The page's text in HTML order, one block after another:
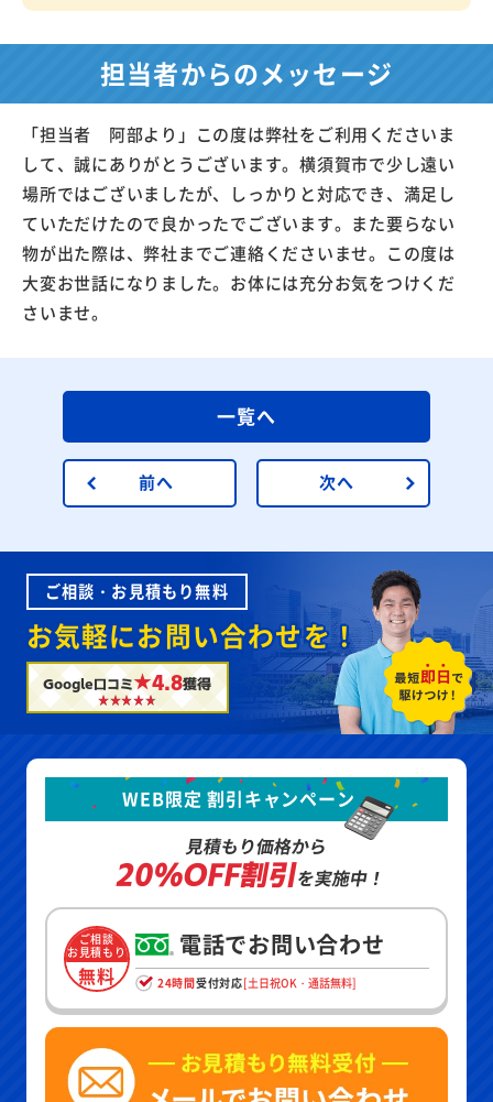
担当者からのメッセージ
「担当者 阿部より」この度は弊社をご利用くださいま
して、誠にありがとうございます。横須賀市で少し遠い
場所ではございましたが、しっかりと対応でき、満足し
ていただけたので良かったでございます。また要らない
物が出た際は、弊社までご連絡くださいませ。この度は
大変お世話になりました。お体には充分お気をつけくだ
さいませ。
前へ
一覧へ
次へ
ご相談・お見積もり無料
お気軽にお問い合わせを！
Google口コミ★4.8獲得
WEB限定 割引キャンペーン
見積もり価格から
20%OFF割引を実施中！
ご相談
お見積もり
無料
電話でお問い合わせ
24時間受付対応[土日祝OK・通話無料]